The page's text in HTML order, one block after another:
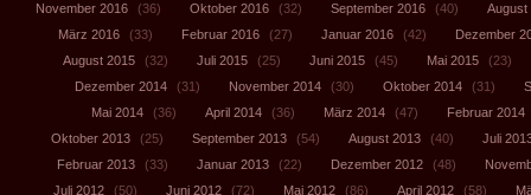
November 2016
(36) Oktober 2016 (32) September 2016 (40)
August
März 2016
(33) Februar 2016 (27) Januar 2016 (42)
Dezember
August 2015
(32) Juli 2015 (25) Juni 2015 (45) Mai 2015
(23)
Dezember 2014
(31) November 2014 (30) Oktober 2014 (31)
Mai 2014
(36) April 2014 (36) März 2014 (47) Februar 2014
Oktober 2013
(25) September 2013 (54) August 2013 (40)
Juli
Februar 2013
(33) Januar 2013 (22) Dezember 2012 (48)
Juli 2012
(50) Juni 2012 (72) Mai 2012 (86) April 2012 (58)